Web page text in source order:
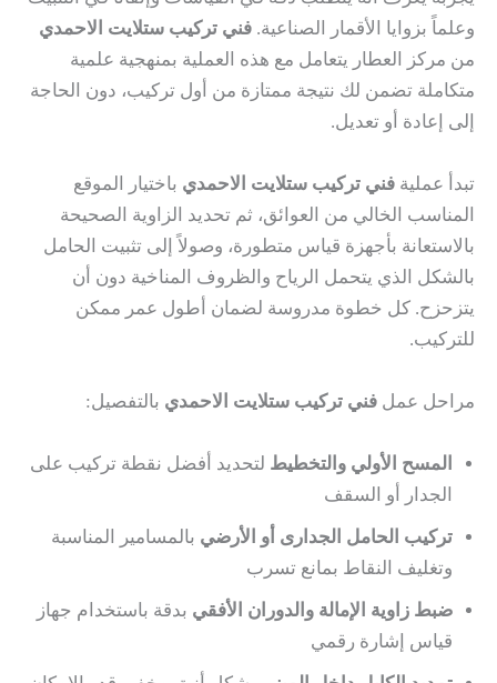
وعلماً بزوايا الأقمار الصناعية. فني تركيب ستلايت الاحمدي
من مركز العطار يتعامل مع هذه العملية بمنهجية علمية
متكاملة تضمن لك نتيجة ممتازة من أول تركيب، دون الحاجة
إلى إعادة أو تعديل.
تبدأ عملية فني تركيب ستلايت الاحمدي باختيار الموقع
المناسب الخالي من العوائق، ثم تحديد الزاوية الصحيحة
بالاستعانة بأجهزة قياس متطورة، وصولاً إلى تثبيت الحامل
بالشكل الذي يتحمل الرياح والظروف المناخية دون أن
يتزحزح. كل خطوة مدروسة لضمان أطول عمر ممكن
للتركيب.
مراحل عمل فني تركيب ستلايت الاحمدي بالتفصيل:
المسح الأولي والتخطيط لتحديد أفضل نقطة تركيب على
الجدار أو السقف
تركيب الحامل الجدارى أو الأرضي بالمسامير المناسبة
وتغليف النقاط بمانع تسرب
ضبط زاوية الإمالة والدوران الأفقي بدقة باستخدام جهاز
قياس إشارة رقمي